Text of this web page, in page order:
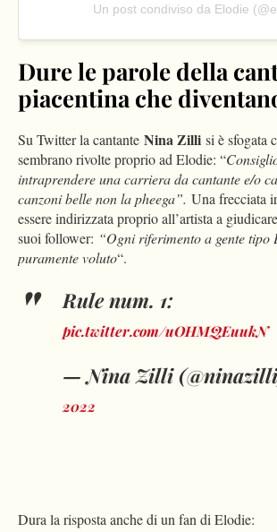
Un post condiviso da Elodie
Dure le parole della
piacentina che
Su Twitter la cantante Nina Zilli si è sfogata
sembrano rivolte proprio ad Elodie: “
intraprendere una carriera da cantante e/o
canzoni belle non la pheega”. Una frecciata
essere indirizzata proprio all’artista a
suoi follower: “Ogni riferimento a gente tipo
puramente voluto“.
Rule num. 1:
pic.twitter.com/uOHMQEuukN
— Nina Zilli
2022
Dura la risposta anche di un fan di Elodie: